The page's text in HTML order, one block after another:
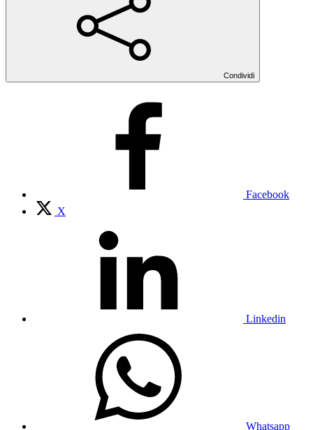
Condividi
Facebook
X
Linkedin
Whatsapp